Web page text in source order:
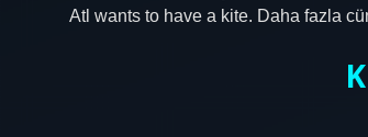
Atl wants to have a kite. Daha fazla